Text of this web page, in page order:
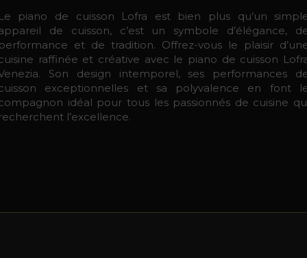
piano de cuisson Lofra est bien plus qu’un
de cuisson, c’est un symbole d’élégance,
et de tradition. Offrez-vous le plaisir
raffinée et créative avec le piano de cuisson
Son design intemporel, ses performances
exceptionnelles et sa polyvalence en font
idéal pour tous les passionnés de cuisine
l’excellence.